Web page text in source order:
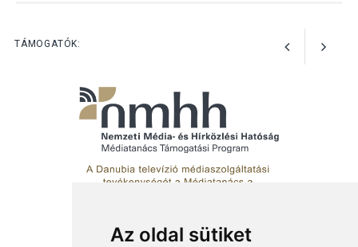
Az oldal sütiket
TÁMOGATÓK: